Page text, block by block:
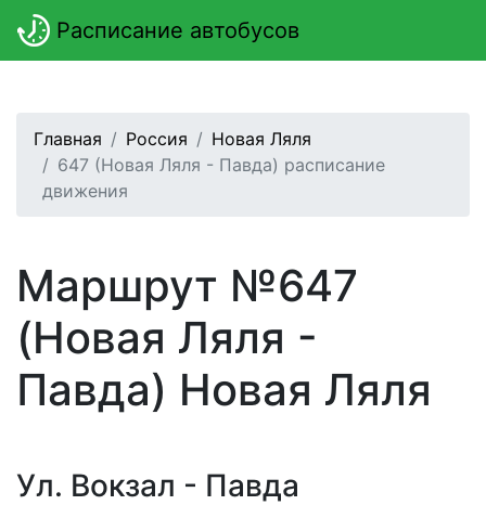
Расписание автобусов
Главная Россия
Новая Ляля
647 (Новая Ляля - Павда) расписание
движения
Маршрут №647
(Новая Ляля -
Павда) Новая Ляля
Ул. Вокзал - Павда